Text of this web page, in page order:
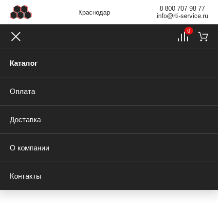
Краснодар
8 800 707 98 77
info@rti-service.ru
Каталог
Оплата
Доставка
О компании
Контакты
0